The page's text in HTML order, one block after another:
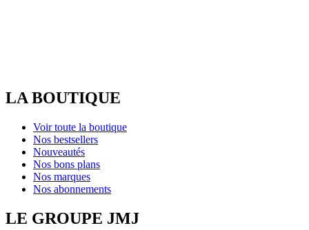
LA BOUTIQUE
Voir toute la boutique
Nos bestsellers
Nouveautés
Nos bons plans
Nos marques
Nos abonnements
LE GROUPE JMJ